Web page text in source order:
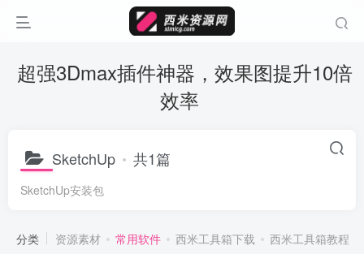
超强3Dmax插件神器，效果图提升10倍
效率
SketchUp 共1篇
SketchUp安装包
分类 资源素材 常用软件 西米工具箱下载
西米工具箱教程